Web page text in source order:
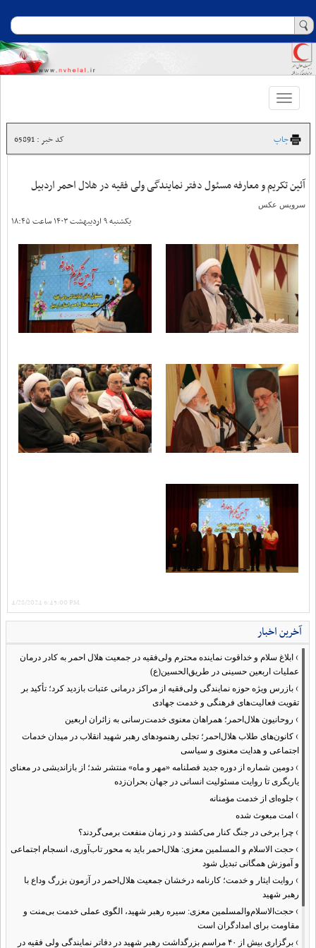
Toggle
navigation
چاپ کد خبر : 65891
آئین تکریم و معارفه مسئول دفتر نمایندگی ولی فقیه در هلال احمر اردبیل
سرویس عکس
یکشنبه ۹ اردیبهشت ۱۴۰۳ ساعت ۱۸:۴۵
4/28/2024 6:45:00 PM
آخرین اخبار
› ابلاغ سلام و خداقوت نماینده محترم ولی‌فقیه در جمعیت هلال احمر به کادر درمان
عملیات اربعین حسینی در طریق‌الحسین(ع)
› بازرس ویژه حوزه نمایندگی ولی‌فقیه از مراکز درمانی عتبات بازدید کرد؛ تأکید بر
تقویت فعالیت‌های فرهنگی و خدمت جهادی
› روحانیون هلال‌احمر؛ همراهان معنوی خدمت‌رسانی به زائران اربعین
› کانون‌های طلاب هلال‌احمر؛ تجلی رهنمودهای رهبر شهید انقلاب در میدان خدمات
اجتماعی و هدایت معنوی و سیاسی
› دومین شماره از دوره جدید فصلنامه «مهر و ماه» منتشر شد؛ از بازاندیشی در معنای
یاریگری تا روایت مسئولیت انسانی در جهان بحران‌زده
› جلوه‌ای از خدمت مؤمنانه
› امت مبعوث شده
› چرا برخی در جنگ کنار می‌کشند و در زمان منفعت برمی‌گردند؟
› حجت الاسلام و المسلمین معزی: هلال‌احمر باید به محور تاب‌آوری، انسجام اجتماعی
و آموزش همگانی تبدیل شود
› روایت ایثار و خدمت؛ کارنامه درخشان جمعیت هلال‌احمر در آزمون بزرگ وداع با
رهبر شهید
› حجت‌الاسلام‌والمسلمین معزی: سیره رهبر شهید، الگوی عملی خدمت بی‌منت و
مقاومت برای امدادگران است
› برگزاری بیش از ۴۰ مراسم بزرگداشت رهبر شهید در دفاتر نمایندگی ولی فقیه در